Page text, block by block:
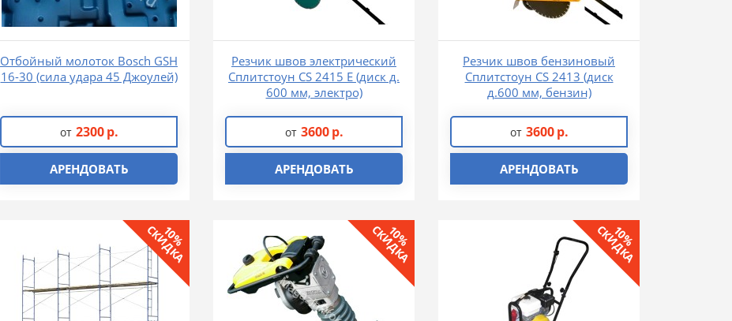
Отбойный молоток Bosch GSH
16-30 (сила удара 45 Джоулей)
от 2300 р.
АРЕНДОВАТЬ
Резчик швов электрический
Сплитстоун CS 2415 E (диск д.
600 мм, электро)
от 3600 р.
АРЕНДОВАТЬ
Резчик швов бензиновый
Сплитстоун CS 2413 (диск
д.600 мм, бензин)
от 3600 р.
АРЕНДОВАТЬ
10%
СКИДКА 10%
СКИДКА 10%
СКИДКА